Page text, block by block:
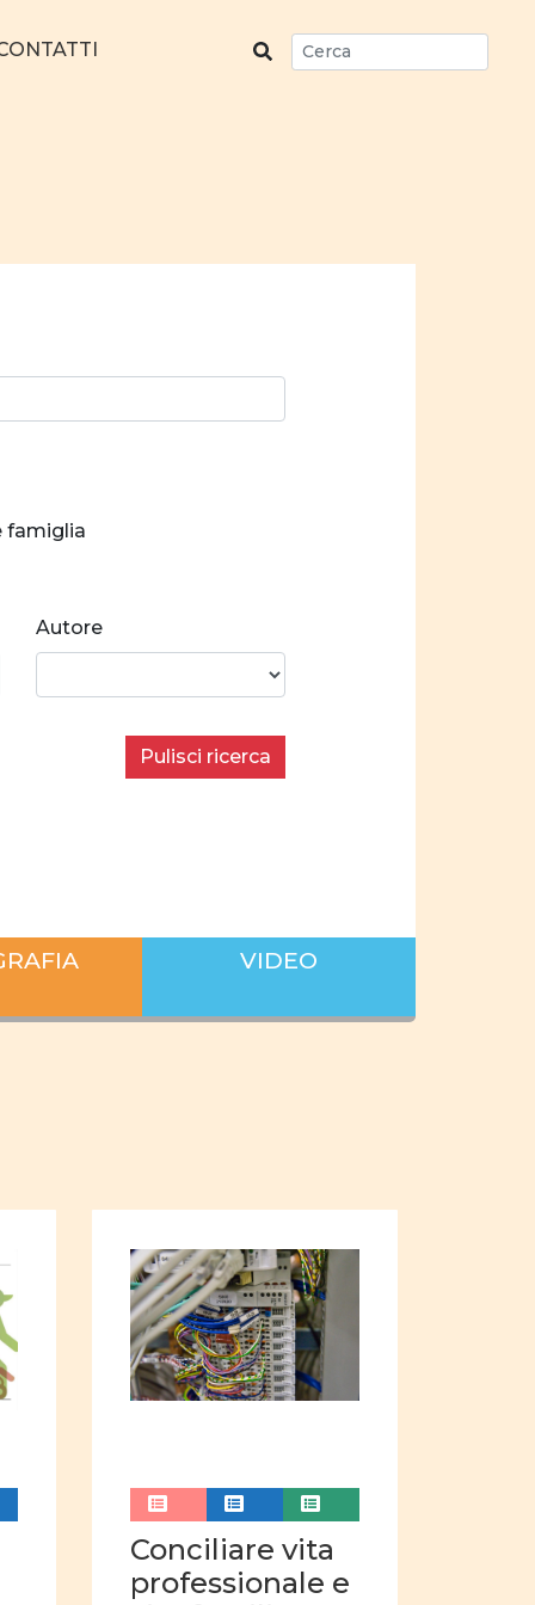
famiglia
Norme e valori
nel settore professionale
mass media
insegnamento
Comunicazione visiva
Autore
Pulisci ricerca
VIDEO
Conciliare vita
professionale e